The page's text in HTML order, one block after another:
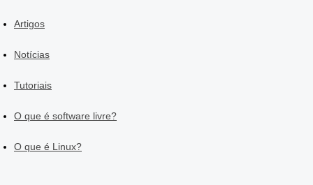
Artigos
Notícias
Tutoriais
O que é software livre?
O que é Linux?